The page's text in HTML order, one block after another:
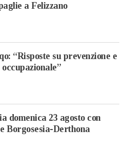
a Felizzano
“Risposte su prevenzione e
domenica 23 agosto con
Borgosesia-Derthona